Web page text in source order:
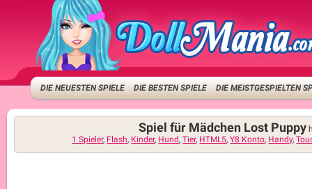
DIE NEUESTEN SPIELE DIE BESTEN SPIELE DIE MEISTGESPIELTEN
Spiel für Mädchen Lost Puppy
1 Spieler, Flash, Kinder, Hund,Tier, HTML5,Y8 Konto, Handy,